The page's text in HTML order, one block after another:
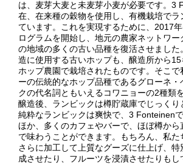
は、麦芽大麦と未麦芽小麦が必要です。3
在、在来種の穀物を使用し、有機栽培でラ
ています。これを実現するために、2017
ログラムを開始し、地元の農家ネットワー
の地域の多くの古い品種を復活させました
造に使用する古いホップも、醸造所から
ホップ農園で栽培されたものです。そこ
ーの伝統的なホップ品種であるグローネ・
クの代名詞ともいえるコワニョーの2種類
醸造後、ランビックは樽貯蔵庫でじっくり
純粋なランビックは爽快で、3 Fonteinen
ほか、多くのカフェやバーで、ほぼ樽から
で味わうことができます。もちろん、私た
さらに加工して上質なグーズに仕上げ、
成させたり、フルーツを浸漬させたりもし